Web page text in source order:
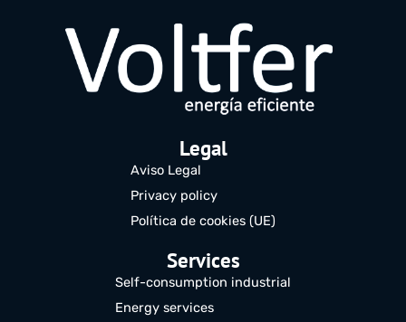
Legal
Aviso Legal
Privacy policy
Política de cookies (UE)
Services
Self-consumption industrial
Energy services